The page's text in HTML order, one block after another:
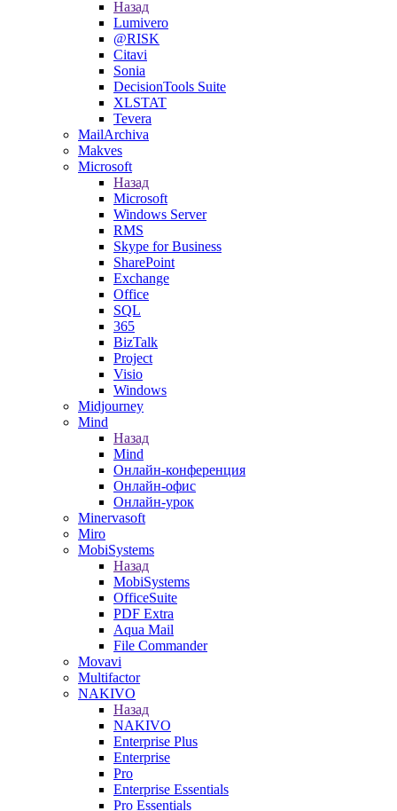
Назад
Lumivero
@RISK
Citavi
Sonia
DecisionTools Suite
XLSTAT
Tevera
MailArchiva
Makves
Microsoft
Назад
Microsoft
Windows Server
RMS
Skype for Business
SharePoint
Exchange
Office
SQL
365
BizTalk
Project
Visio
Windows
Midjourney
Mind
Назад
Mind
Онлайн-конференция
Онлайн-офис
Онлайн-урок
Minervasoft
Miro
MobiSystems
Назад
MobiSystems
OfficeSuite
PDF Extra
Aqua Mail
File Commander
Movavi
Multifactor
NAKIVO
Назад
NAKIVO
Enterprise Plus
Enterprise
Pro
Enterprise Essentials
Pro Essentials